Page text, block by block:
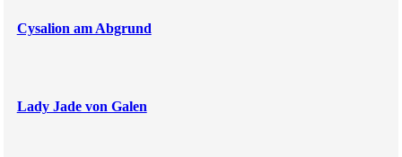
Cysalion am Abgrund
Lady Jade von Galen